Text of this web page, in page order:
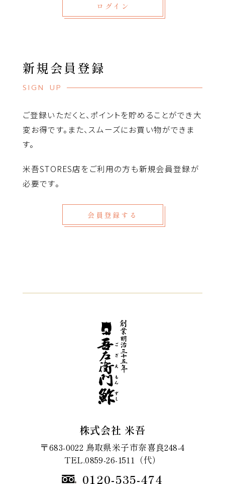
新規会員登録
SIGN UP
ご登録いただくと、ポイントを貯めることができ大
変お得です。また、スムーズにお買い物ができま
す。
米吾STORES店をご利用の方も新規会員登録が
必要です。
会員登録する
株式会社 米吾
〒683-0022 鳥取県米子市奈喜良248-4
TEL.0859-26-1511（代）
0120-535-474